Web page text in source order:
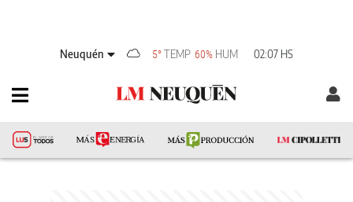
Neuquén 5° TEMP 60% HUM 02:07 HS